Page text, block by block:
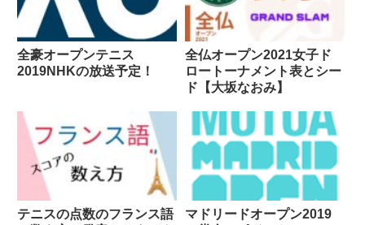
全豪オープンテニス
2019NHKの放送予定！
全仏オープン2021女子ド
ロートーナメント表とシー
ド【大坂なおみ】
テニスの点数のフランス語
マドリードオープン2019